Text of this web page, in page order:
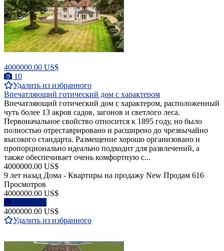
4000000.00 US$
10
Удалить из избранного
Bпечатляющий готический дом с характером
Bпечатляющий готический дом с характером, расположенный
чуть более 13 акров садов, загонов и светлого леса.
Первоначальное свойство относится к 1895 году, но было
полностью отреставрировано и расширено до чрезвычайно
высокого стандарта. Размещение хорошо организовано и
пропорционально идеально подходит для развлечений, а
также обеспечивает очень комфортную с...
4000000.00 US$
9 лет назад Дома - Квартиры на продажу New Продам 616
Просмотров
4000000.00 US$
Написать
4000000.00 US$
Удалить из избранного